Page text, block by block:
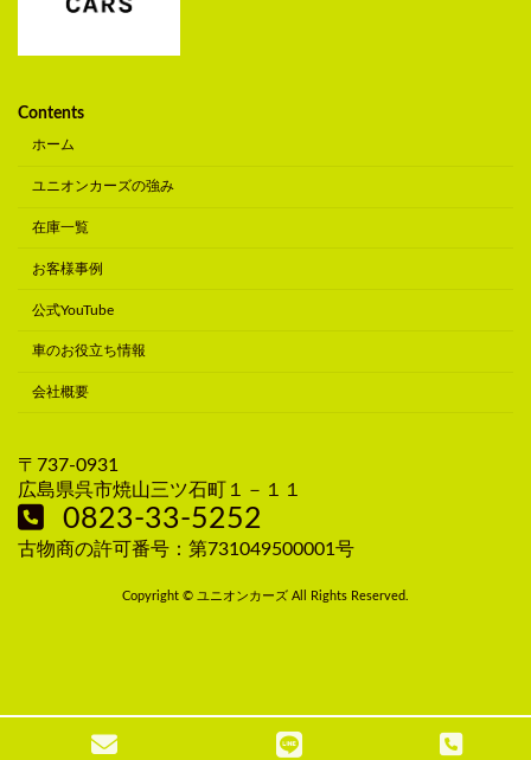
Contents
ホーム
ユニオンカーズの強み
在庫一覧
お客様事例
公式YouTube
車のお役立ち情報
会社概要
〒737-0931
広島県呉市焼山三ツ石町１－１１
0823-33-5252
古物商の許可番号：第731049500001号
Copyright © ユニオンカーズ All Rights Reserved.